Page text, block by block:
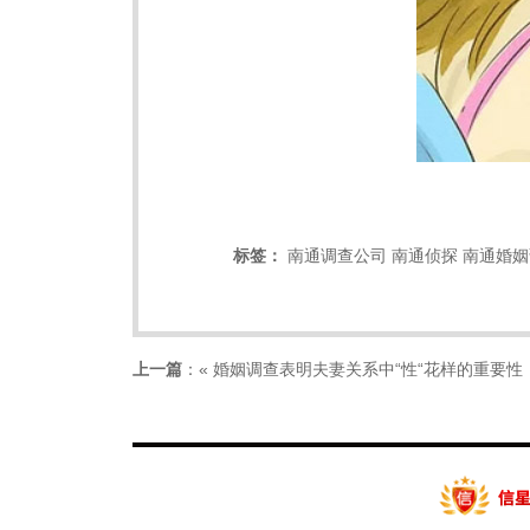
标签： 南通调查公司 南通侦探 南通婚
上一篇 ：« 婚姻调查表明夫妻关系中“性“花样的重要性